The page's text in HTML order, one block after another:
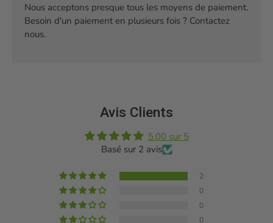
Nous acceptons presque tous les moyens de paiement.
Besoin d'un paiement en plusieurs fois ? Contactez
nous.
Avis Clients
5.00 sur 5
Basé sur 2 avis
2
0
0
0